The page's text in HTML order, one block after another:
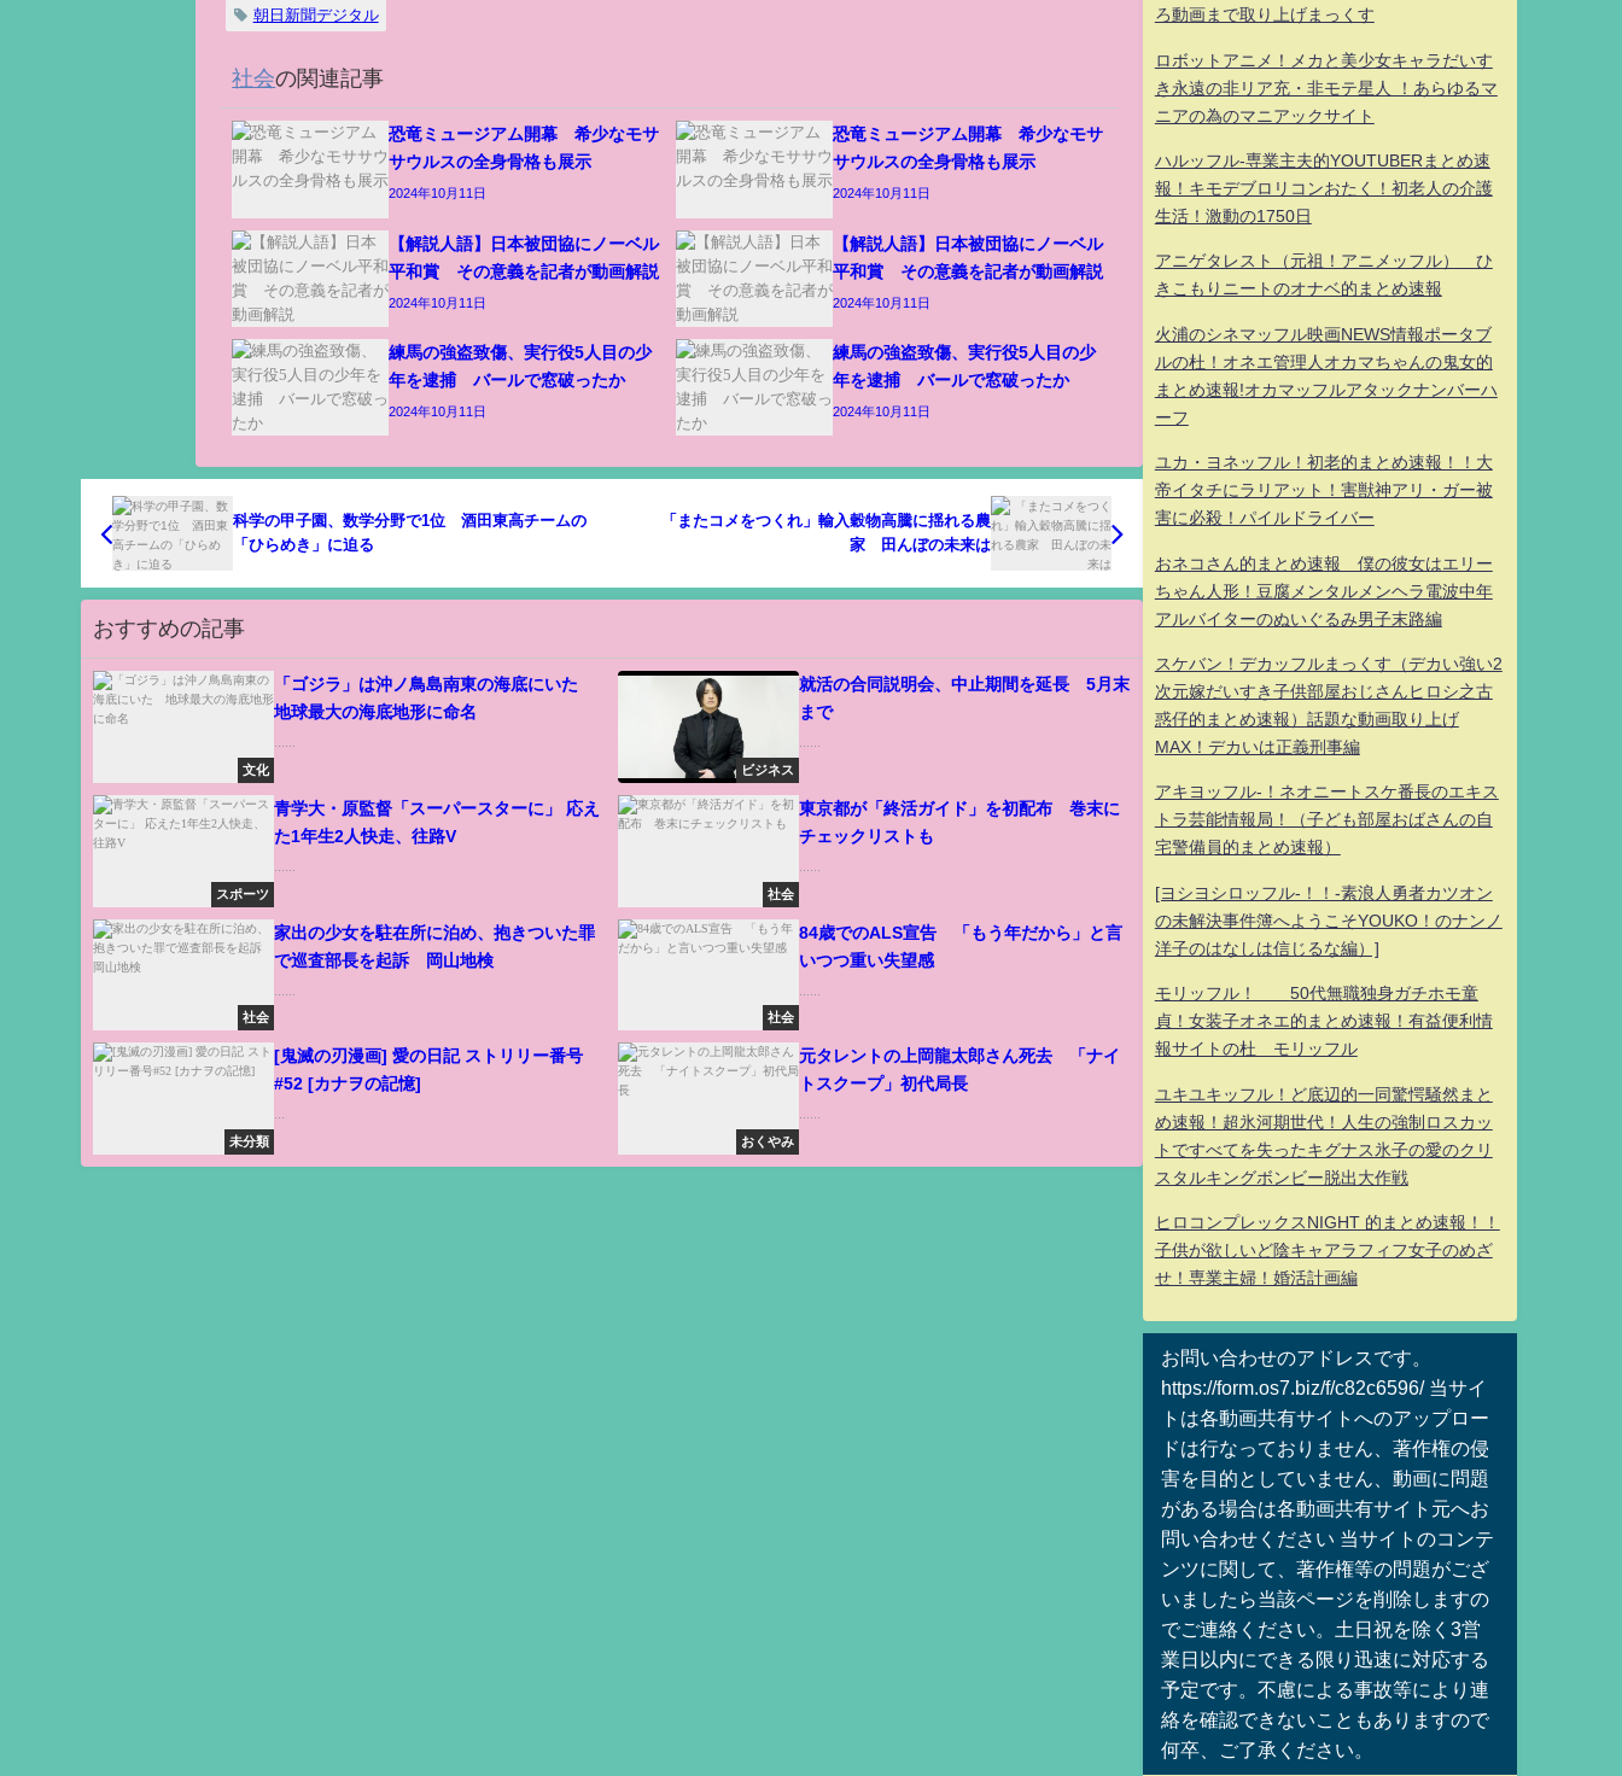
朝日新聞デジタル
社会の関連記事
恐竜ミュージアム開幕 希少なモサ
サウルスの全身骨格も展示
2024年10月11日
恐竜ミュージアム開幕 希少なモサ
サウルスの全身骨格も展示
2024年10月11日
【解説人語】日本被団協にノーベル
平和賞 その意義を記者が動画解説
2024年10月11日
【解説人語】日本被団協にノーベル
平和賞 その意義を記者が動画解説
2024年10月11日
練馬の強盗致傷、実行役5人目の少
年を逮捕 バールで窓破ったか
2024年10月11日
練馬の強盗致傷、実行役5人目の少
年を逮捕 バールで窓破ったか
2024年10月11日
科学の甲子園、数学分野で1位 酒田東高チームの
「ひらめき」に迫る
「またコメをつくれ」輸入穀物高騰に揺れる農
家 田んぼの未来は
おすすめの記事
文化
「ゴジラ」は沖ノ鳥島南東の海底にいた
地球最大の海底地形に命名
ビジネス
就活の合同説明会、中止期間を延長 5月末
まで
スポーツ
青学大・原監督「スーパースターに」 応え
た1年生2人快走、往路V
社会
東京都が「終活ガイド」を初配布 巻末に
チェックリストも
社会
家出の少女を駐在所に泊め、抱きついた罪
で巡査部長を起訴 岡山地検
社会
84歳でのALS宣告 「もう年だから」と言
いつつ重い失望感
未分類
[鬼滅の刃漫画] 愛の日記 ストリリー番号
#52 [カナヲの記憶]
おくやみ
元タレントの上岡龍太郎さん死去 「ナイ
トスクープ」初代局長
ろ動画まで取り上げまっくす
ロボットアニメ！メカと美少女キャラだいす
き永遠の非リア充・非モテ星人 ！あらゆるマ
ニアの為のマニアックサイト
ハルッフル-専業主夫的YOUTUBERまとめ速
報！キモデブロリコンおたく！初老人の介護
生活！激動の1750日
アニゲタレスト（元祖！アニメッフル） ひ
きこもりニートのオナベ的まとめ速報
火浦のシネマッフル映画NEWS情報ポータブ
ルの杜！オネエ管理人オカマちゃんの鬼女的
まとめ速報!オカマッフルアタックナンバーハ
ーフ
ユカ・ヨネッフル！初老的まとめ速報！！大
帝イタチにラリアット！害獣神アリ・ガー被
害に必殺！パイルドライバー
おネコさん的まとめ速報 僕の彼女はエリー
ちゃん人形！豆腐メンタルメンヘラ電波中年
アルバイターのぬいぐるみ男子末路編
スケバン！デカッフルまっくす（デカい強い2
次元嫁だいすき子供部屋おじさんヒロシ之古
惑仔的まとめ速報）話題な動画取り上げ
MAX！デカいは正義刑事編
アキヨッフル-！ネオニートスケ番長のエキス
トラ芸能情報局！（子ども部屋おばさんの自
宅警備員的まとめ速報）
[ヨシヨシロッフル-！！-素浪人勇者カツオン
の未解決事件簿へようこそYOUKO！のナンノ
洋子のはなしは信じるな編）]
モリッフル！ 50代無職独身ガチホモ童
貞！女装子オネエ的まとめ速報！有益便利情
報サイトの杜 モリッフル
ユキユキッフル！ど底辺的一同驚愕騒然まと
め速報！超氷河期世代！人生の強制ロスカッ
トですべてを失ったキグナス氷子の愛のクリ
スタルキングボンビー脱出大作戦
ヒロコンプレックスNIGHT 的まとめ速報！！
子供が欲しいど陰キャアラフィフ女子のめざ
せ！専業主婦！婚活計画編
お問い合わせのアドレスです。
https://form.os7.biz/f/c82c6596/ 当サイ
トは各動画共有サイトへのアップロー
ドは行なっておりません、著作権の侵
害を目的としていません、動画に問題
がある場合は各動画共有サイト元へお
問い合わせください 当サイトのコンテ
ンツに関して、著作権等の問題がござ
いましたら当該ページを削除しますの
でご連絡ください。土日祝を除く3営
業日以内にできる限り迅速に対応する
予定です。不慮による事故等により連
絡を確認できないこともありますので
何卒、ご了承ください。